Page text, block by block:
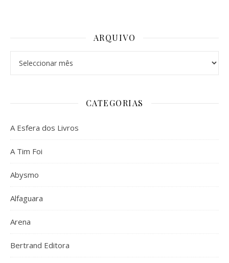
ARQUIVO
CATEGORIAS
A Esfera dos Livros
A Tim Foi
Abysmo
Alfaguara
Arena
Bertrand Editora